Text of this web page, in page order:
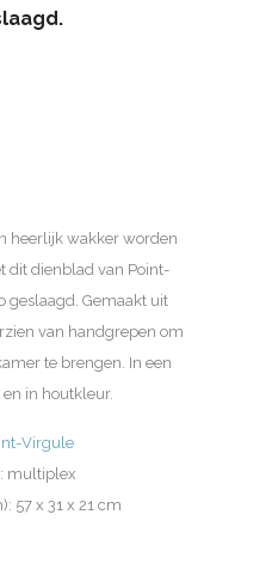
heerlijk wakker worden
dit dienblad van Point-
geslaagd. Gemaakt uit
van handgrepen om
te brengen. In een
in houtkleur.
Virgule
multiplex
57 x 31 x 21 cm